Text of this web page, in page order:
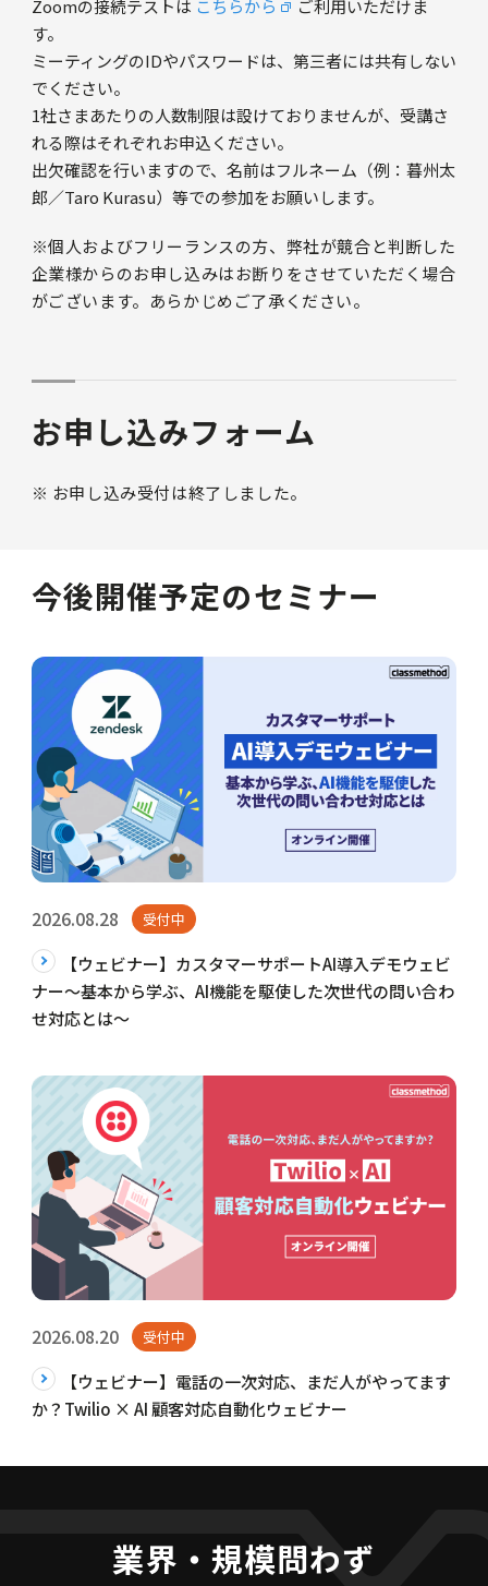
Zoomの接続テストは こちらから
ご利用いただけま
す。
ミーティングのIDやパスワードは、第三者には共有しない
でください。
1社さまあたりの人数制限は設けておりませんが、受講さ
れる際はそれぞれお申込ください。
出欠確認を行いますので、名前はフルネーム（例：暮州太
郎／Taro Kurasu）等での参加をお願いします。
※個人およびフリーランスの方、弊社が競合と判断した
企業様からのお申し込みはお断りをさせていただく場合
がございます。あらかじめご了承ください。
お申し込みフォーム
※ お申し込み受付は終了しました。
今後開催予定のセミナー
2026.08.28 受付中
【ウェビナー】カスタマーサポートAI導入デモウェビ
ナー〜基本から学ぶ、AI機能を駆使した次世代の問い合わ
せ対応とは～
2026.08.20 受付中
【ウェビナー】電話の一次対応、まだ人がやってます
か？Twilio × AI 顧客対応自動化ウェビナー
業界・規模問わず